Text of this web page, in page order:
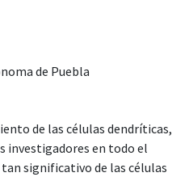
de Puebla
de las células dendríticas,
investigadores en todo el
significativo de las células